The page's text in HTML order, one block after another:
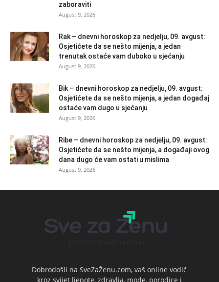
zaboraviti
August 9, 2026
Rak – dnevni horoskop za nedjelju, 09. avgust:
Osjetićete da se nešto mijenja, a jedan
trenutak ostaće vam duboko u sjećanju
August 9, 2026
Bik – dnevni horoskop za nedjelju, 09. avgust:
Osjetićete da se nešto mijenja, a jedan događaj
ostaće vam dugo u sjećanju
August 9, 2026
Ribe – dnevni horoskop za nedjelju, 09. avgust:
Osjetićete da se nešto mijenja, a događaji ovog
dana dugo će vam ostati u mislima
August 9, 2026
Dobrodošli na SveZaŽenu.com, vaš online vodič
kroz svijet ljepote, zdravlja, mode, porodice i